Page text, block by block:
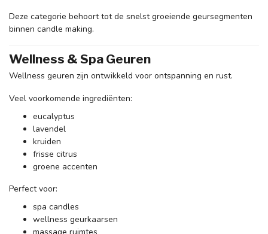
Deze categorie behoort tot de snelst groeiende geursegmenten
binnen candle making.
Wellness & Spa Geuren
Wellness geuren zijn ontwikkeld voor ontspanning en rust.
Veel voorkomende ingrediënten:
eucalyptus
lavendel
kruiden
frisse citrus
groene accenten
Perfect voor:
spa candles
wellness geurkaarsen